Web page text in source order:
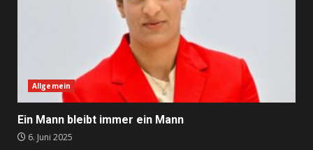
Allgemein
Ein Mann bleibt immer ein Mann
6. Juni 2025